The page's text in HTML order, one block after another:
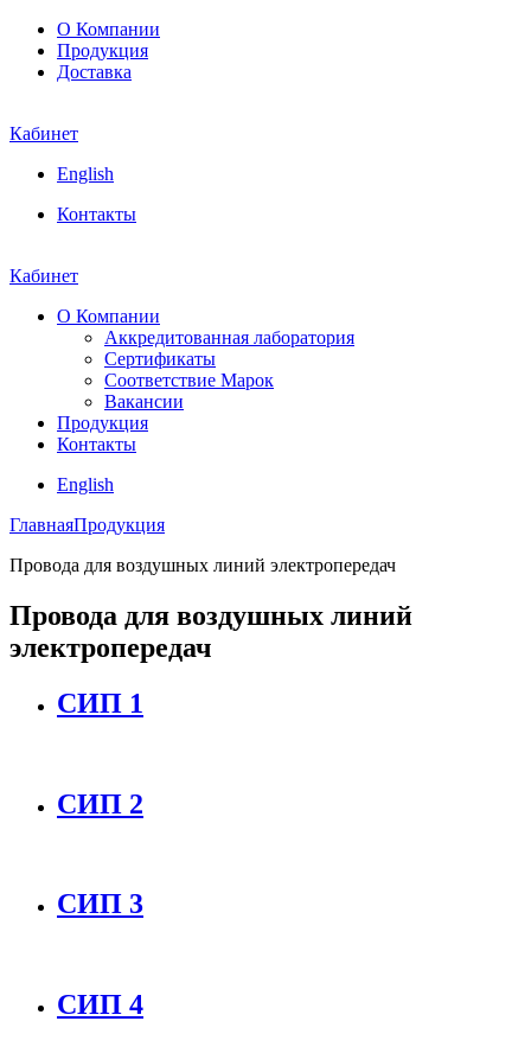
О Компании
Продукция
Доставка
Кабинет
English
Контакты
Кабинет
О Компании
Аккредитованная лаборатория
Сертификаты
Соответствие Марок
Вакансии
Продукция
Контакты
English
ГлавнаяПродукция
Провода для воздушных линий электропередач
Провода для воздушных линий
электропередач
СИП 1
СИП 2
СИП 3
СИП 4